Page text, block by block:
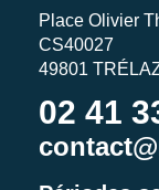
Place Olivier
CS40027
49801
02 41